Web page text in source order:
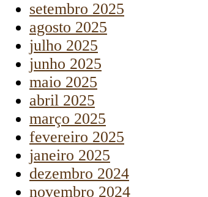
setembro 2025
agosto 2025
julho 2025
junho 2025
maio 2025
abril 2025
março 2025
fevereiro 2025
janeiro 2025
dezembro 2024
novembro 2024